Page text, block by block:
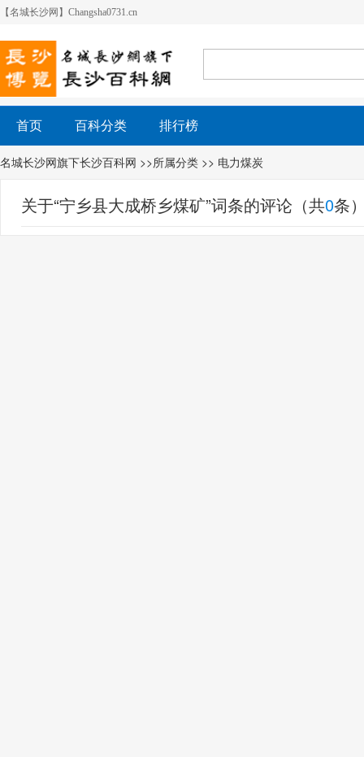
【名城长沙网】Changsha0731.cn
首页 百科分类 排行榜
名城长沙网旗下长沙百科网 >>所属分类 >> 电力煤炭
关于“宁乡县大成桥乡煤矿”词条的评论（共0条